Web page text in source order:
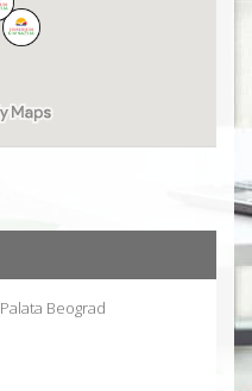
Beograd